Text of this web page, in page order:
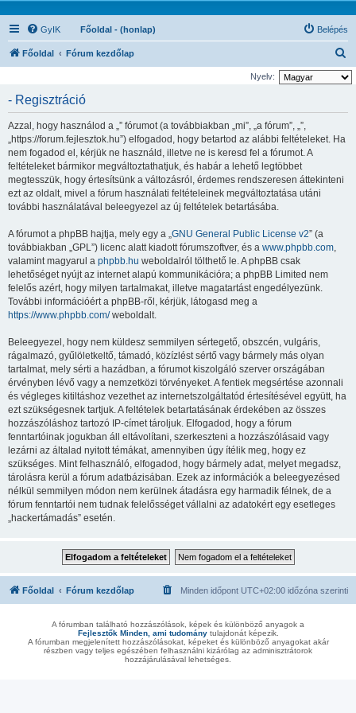
GyIK Főoldal - (honlap) Belépés
Főoldal Fórum kezdőlap
e
Nyelv:
- Regisztráció
Azzal, hogy használod a „” fórumot (a továbbiakban „mi”, „a fórum”, „”,
„https://forum.fejlesztok.hu”) elfogadod, hogy betartod az alábbi feltételeket. Ha
nem fogadod el, kérjük ne használd, illetve ne is keresd fel a fórumot. A
feltételeket bármikor megváltoztathatjuk, és habár a lehető legtöbbet
megtesszük, hogy értesítsünk a változásról, érdemes rendszeresen áttekinteni
ezt az oldalt, mivel a fórum használati feltételeinek megváltoztatása utáni
további használatával beleegyezel az új feltételek betartásába.
A fórumot a phpBB hajtja, mely egy a „GNU General Public License v2” (a
továbbiakban „GPL”) licenc alatt kiadott fórumszoftver, és a www.phpbb.com,
valamint magyarul a phpbb.hu weboldalról tölthető le. A phpBB csak
lehetőséget nyújt az internet alapú kommunikációra; a phpBB Limited nem
felelős azért, hogy milyen tartalmakat, illetve magatartást engedélyezünk.
További információért a phpBB-ről, kérjük, látogasd meg a
https://www.phpbb.com/weboldalt.
Beleegyezel, hogy nem küldesz semmilyen sértegető, obszcén, vulgáris,
rágalmazó, gyűlöletkeltő, támadó, közízlést sértő vagy bármely más olyan
tartalmat, mely sérti a hazádban, a fórumot kiszolgáló szerver országában
érvényben lévő vagy a nemzetközi törvényeket. A fentiek megsértése azonnali
és végleges kitiltáshoz vezethet az internetszolgáltatód értesítésével együtt, ha
ezt szükségesnek tartjuk. A feltételek betartatásának érdekében az összes
hozzászóláshoz tartozó IP-címet tároljuk. Elfogadod, hogy a fórum
fenntartóinak jogukban áll eltávolítani, szerkeszteni a hozzászólásaid vagy
lezárni az általad nyitott témákat, amennyiben úgy ítélik meg, hogy ez
szükséges. Mint felhasználó, elfogadod, hogy bármely adat, melyet megadsz,
tárolásra kerül a fórum adatbázisában. Ezek az információk a beleegyezésed
nélkül semmilyen módon nem kerülnek átadásra egy harmadik félnek, de a
fórum fenntartói nem tudnak felelősséget vállalni az adatokért egy esetleges
„hackertámadás” esetén.
Főoldal Fórum kezdőlap Minden időpont UTC+02:00 időzóna szerinti
A fórumban található hozzászólások, képek és különböző anyagok a
Fejlesztők Minden, ami tudománytulajdonát képezik.
A fórumban megjelenített hozzászólásokat, képeket és különböző anyagokat akár
részben vagy teljes egészében felhasználni kizárólag az adminisztrátorok
hozzájárulásával lehetséges.